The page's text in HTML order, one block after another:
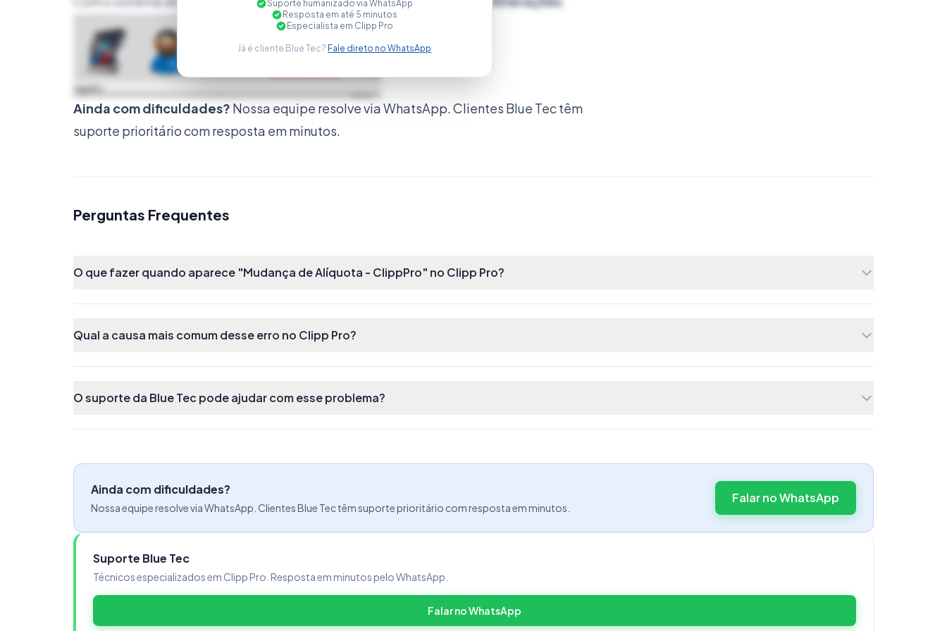
considerado o mesmo.
Na opçãoCampo a ser filtradoselecione o campo de taxa que deseja alterar, como
Ainda com dificuldades? Nossa equipe resolve via WhatsApp. Clientes Blue Tec têm
suporte prioritário com resposta em minutos.
Suporte humanizado via WhatsApp
Resposta em até 5 minutos
Especialista em Clipp Pro
Já é cliente Blue Tec? Fale direto no WhatsApp
Perguntas Frequentes
O que fazer quando aparece "Mudança de Alíquota - ClippPro" no Clipp Pro?
Qual a causa mais comum desse erro no Clipp Pro?
O suporte da Blue Tec pode ajudar com esse problema?
Ainda com dificuldades?
Nossa equipe resolve via WhatsApp. Clientes Blue Tec têm suporte prioritário com resposta em minutos.
Falar no WhatsApp
Suporte Blue Tec
Técnicos especializados em Clipp Pro. Resposta em minutos pelo WhatsApp.
Falar no WhatsApp